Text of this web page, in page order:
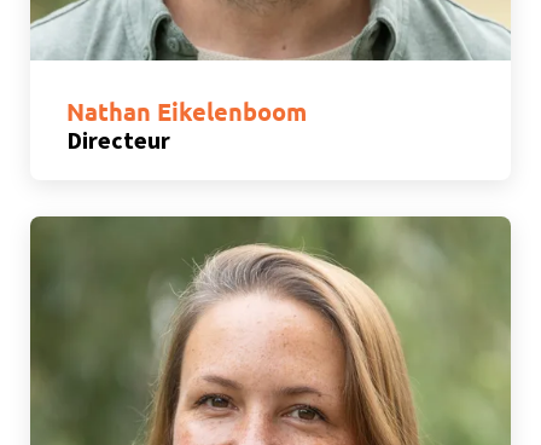
Nathan Eikelenboom
Directeur